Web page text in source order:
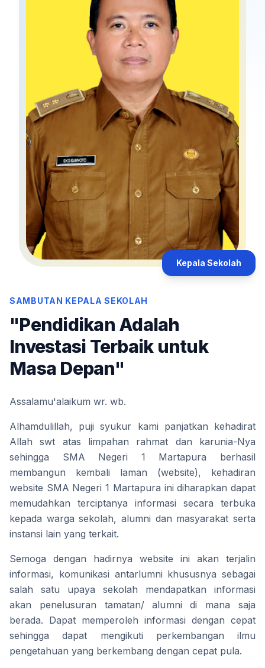
Kepala Sekolah
SAMBUTAN KEPALA SEKOLAH
"Pendidikan Adalah
Investasi Terbaik untuk
Masa Depan"
Assalamu'alaikum wr. wb.
Alhamdulillah, puji syukur kami panjatkan kehadirat
Allah swt atas limpahan rahmat dan karunia-Nya
sehingga SMA Negeri 1 Martapura berhasil
membangun kembali laman (website), kehadiran
website SMA Negeri 1 Martapura ini diharapkan dapat
memudahkan terciptanya informasi secara terbuka
kepada warga sekolah, alumni dan masyarakat serta
instansi lain yang terkait.
Semoga dengan hadirnya website ini akan terjalin
informasi, komunikasi antarlumni khususnya sebagai
salah satu upaya sekolah mendapatkan informasi
akan penelusuran tamatan/ alumni di mana saja
berada. Dapat memperoleh informasi dengan cepat
sehingga dapat mengikuti perkembangan ilmu
pengetahuan yang berkembang dengan cepat pula.